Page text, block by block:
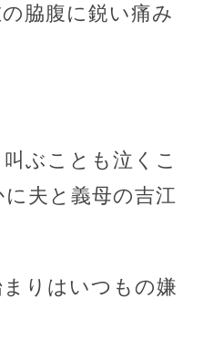
脇腹に鋭い痛み
ぶことも泣くこ
夫と義母の吉江
りはいつもの嫌